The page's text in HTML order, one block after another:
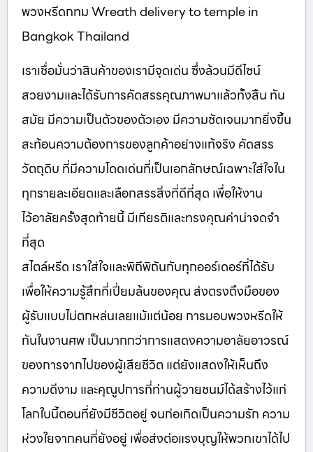
พวงหรีดกทม Wreath delivery to temple in
Bangkok Thailand
เราเชื่อมั่นว่าสินค้าของเรามีจุดเด่น ซึ่งล้วนมีดีไซน์
สวยงามและได้รับการคัดสรรคุณภาพมาแล้วทั้งสิ้น ทัน
สมัย มีความเป็นตัวของตัวเอง มีความชัดเจนมากยิ่งขึ้น
สะท้อนความต้องการของลูกค้าอย่างแท้จริง คัดสรร
วัตถุดิบ ที่มีความโดดเด่นที่เป็นเอกลักษณ์เฉพาะใส่ใจใน
ทุกรายละเอียดและเลือกสรรสิ่งที่ดีที่สุด เพื่อให้งาน
ไว้อาลัยครั้งสุดท้ายนี้ มีเกียรติและทรงคุณค่าน่าจดจำ
ที่สุด
สไตล์หรีด เราใส่ใจและพิถีพิถันกับทุกออร์เดอร์ที่ได้รับ
เพื่อให้ความรู้สึกที่เปี่ยมล้นของคุณ ส่งตรงถึงมือของ
ผู้รับแบบไม่ตกหล่นเลยแม้แต่น้อย การมอบพวงหรีดให้
กันในงานศพ เป็นมากกว่าการแสดงความอาลัยอาวรณ์
ของการจากไปของผู้เสียชีวิต แต่ยังแสดงให้เห็นถึง
ความดีงาม และคุณูปการที่ท่านผู้วายชนม์ได้สร้างไว้แก่
โลกใบนี้ตอนที่ยังมีชีวิตอยู่ จนก่อเกิดเป็นความรัก ความ
ห่วงใยจากคนที่ยังอยู่ เพื่อส่งต่อแรงบุญให้พวกเขาได้ไป